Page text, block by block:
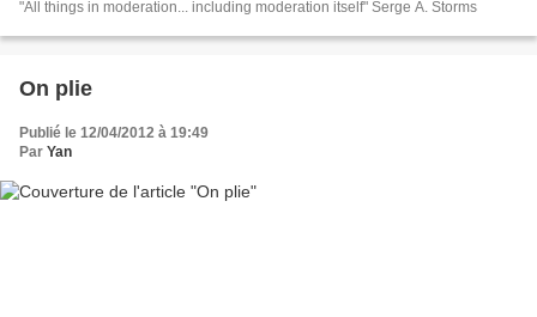
"All things in moderation... including moderation itself" Serge A. Storms
On plie
Publié le 12/04/2012 à 19:49
Par Yan